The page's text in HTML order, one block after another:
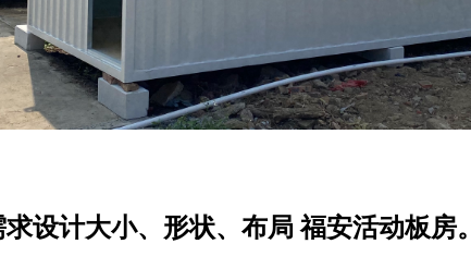
设计大小、形状、布局 福安活动板房。